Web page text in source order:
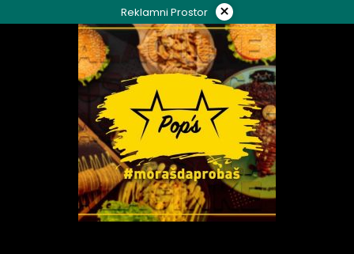
to
Reklamni Prostor ×